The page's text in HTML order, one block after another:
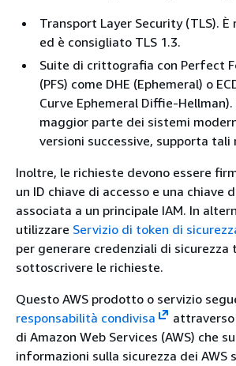
Transport Layer Security (TLS). È
ed è consigliato TLS 1.3.
Suite di crittografia con Perfect
(PFS) come DHE (Ephemeral) o
Curve Ephemeral Diffie-
maggior parte dei sistemi
versioni successive, supporta tali
Inoltre, le richieste devono essere
un ID chiave di accesso e una chiave
associata a un principale IAM. In
utilizzare Servizio di token di
per generare credenziali di sicurezza
sottoscrivere le richieste.
Questo AWS prodotto o servizio
responsabilità condivisa
di Amazon Web Services (AWS) che
informazioni sulla sicurezza dei AWS